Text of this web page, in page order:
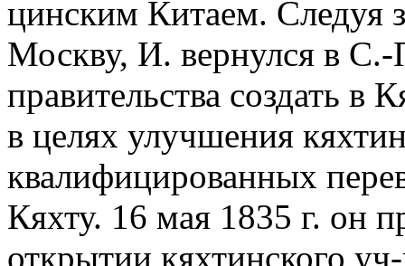
цинским Китаем. Следуя
Москву, И. вернулся в
правительства создать в
в целях улучшения
квалифицированных
Кяхту. 16 мая 1835 г. он
открытии кяхтинского